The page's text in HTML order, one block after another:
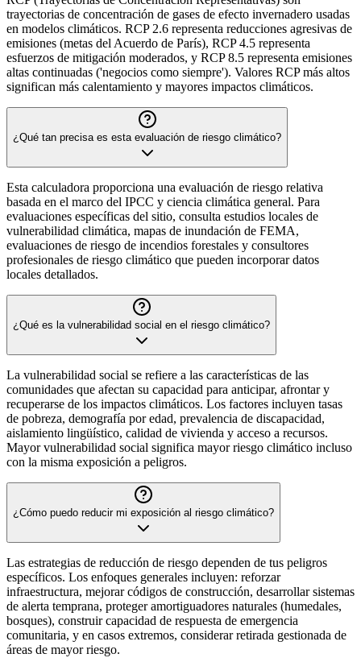
trayectorias de concentración de gases de efecto invernadero usadas
en modelos climáticos. RCP 2.6 representa reducciones agresivas de
emisiones (metas del Acuerdo de París), RCP 4.5 representa
esfuerzos de mitigación moderados, y RCP 8.5 representa emisiones
altas continuadas ('negocios como siempre'). Valores RCP más altos
significan más calentamiento y mayores impactos climáticos.
¿Qué tan precisa es esta evaluación de riesgo climático?
Esta calculadora proporciona una evaluación de riesgo relativa
basada en el marco del IPCC y ciencia climática general. Para
evaluaciones específicas del sitio, consulta estudios locales de
vulnerabilidad climática, mapas de inundación de FEMA,
evaluaciones de riesgo de incendios forestales y consultores
profesionales de riesgo climático que pueden incorporar datos
locales detallados.
¿Qué es la vulnerabilidad social en el riesgo climático?
La vulnerabilidad social se refiere a las características de las
comunidades que afectan su capacidad para anticipar, afrontar y
recuperarse de los impactos climáticos. Los factores incluyen tasas
de pobreza, demografía por edad, prevalencia de discapacidad,
aislamiento lingüístico, calidad de vivienda y acceso a recursos.
Mayor vulnerabilidad social significa mayor riesgo climático incluso
con la misma exposición a peligros.
¿Cómo puedo reducir mi exposición al riesgo climático?
Las estrategias de reducción de riesgo dependen de tus peligros
específicos. Los enfoques generales incluyen: reforzar
infraestructura, mejorar códigos de construcción, desarrollar sistemas
de alerta temprana, proteger amortiguadores naturales (humedales,
bosques), construir capacidad de respuesta de emergencia
comunitaria, y en casos extremos, considerar retirada gestionada de
áreas de mayor riesgo.